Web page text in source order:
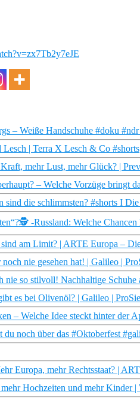
– Weiße Handschuhe #doku
| Terra X Lesch & Co #shorts
mehr Lust, mehr Glück? |
– Welche Vorzüge bringt
sind die schlimmsten? #shorts I
-Russland: Welche
am Limit? | ARTE Europa –
nie gesehen hat! | Galileo |
nie so stilvoll! Nachhaltige Schuhe
es bei Olivenöl? | Galileo |
– Welche Idee steckt hinter der
du noch über das #Oktoberfest
Europa, mehr Rechtsstaat? |
Hochzeiten und mehr Kinder |